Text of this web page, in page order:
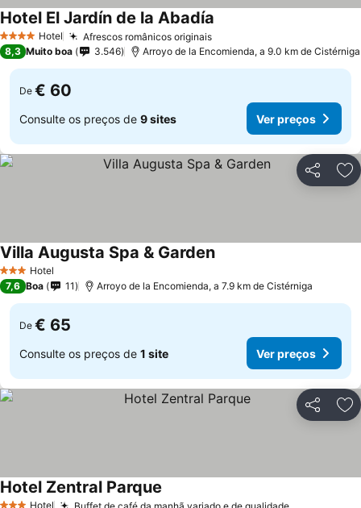
4 EstrelasHotel Afrescos românicos originaisVer preços
Hotel El Jardín de la Abadía
8,3 Muito boa 3.546 Arroyo de la Encomienda, a 9.0 km de Cistérniga
De € 60
Consulte os preços de 9 sites Ver preços
Partilhar
3 EstrelasHotel
Villa Augusta Spa & GardenVer preços
7,6 Boa 11 Arroyo de la Encomienda, a 7.9 km de Cistérniga
De € 65
Consulte os preços de 1 site Ver preços
Partilhar
Hotel Buffet de café da manhã variado e de qualidade
Hotel Zentral Parque